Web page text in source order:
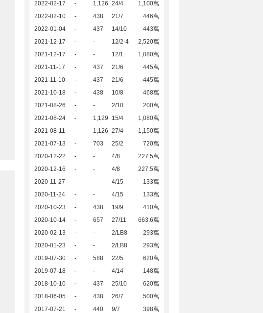
2022-02-17 - 1,126 24/4
1,100萬
2022-02-10
- 438 21/7
446萬
2022-01-04
- 437 14/10
443萬
2021-12-17
- - 12/2-4
2,520萬
2021-12-17
- - 12/1
1,080萬
2021-11-17
- 437 21/6
445萬
2021-11-10
- 437 21/6
445萬
2021-10-18
- 438 10/8
468萬
2021-08-26
- - 2/10
200萬
2021-08-24
- 1,129 15/4
1,080萬
2021-08-11
- 1,126 27/4
1,150萬
2021-07-13
- 703 25/2
720萬
2020-12-22
- - 4/8
227.5萬
2020-12-16
- - 4/8
227.5萬
2020-11-27
- - 4/15
133萬
2020-11-24
- - 4/15
133萬
2020-10-23
- 438 19/9
410萬
2020-10-14
- 657 27/11
663.6萬
2020-02-13
- - 2/LB8
293萬
2020-01-23
- - 2/LB8
293萬
2019-07-30
- 588 22/5
620萬
2019-07-18
- - 4/14
148萬
2018-10-10
- 437 25/10
620萬
2018-06-05
- 438 26/7
500萬
2017-07-21
- 440 9/7
398萬